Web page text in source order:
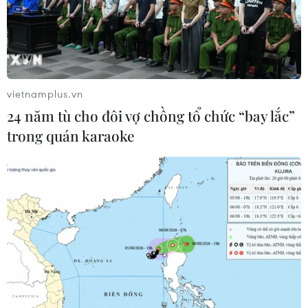
04/08/2026 01:25
Xem thêm
CƠ QUAN CHỦ QUẢN: THÔNG TẤN XÃ VIỆT NAM
Tổng Biên tập: TRẦN TIẾN DUẨN
Phó Tổng Biên tập: NGUYỄN THỊ TÁM, KHÚC THANH
THỦY
Sở hữu trí tuệ
Quy định sử dụng
RSS
Hỗ trợ
vietnamplus.vn
24 năm tù cho đôi vợ chồng tổ chức “bay lắc”
trong quán karaoke